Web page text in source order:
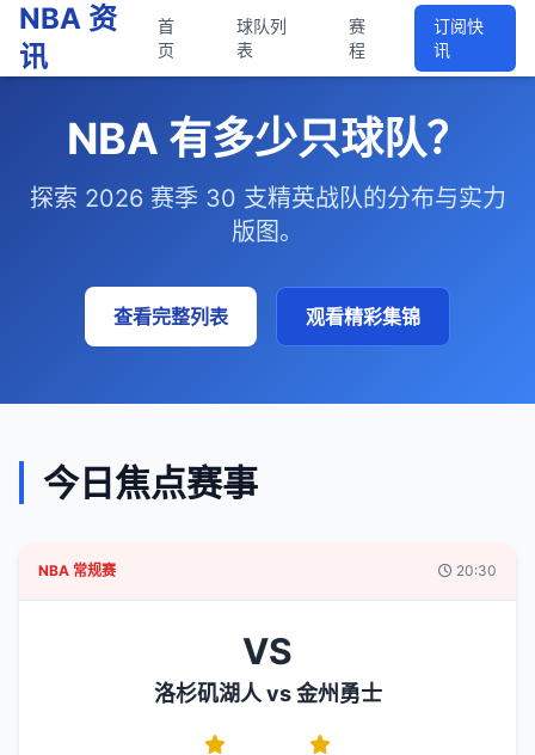
NBA 资
讯
首
页
球队列
表
赛
程
订阅快
讯
NBA 有多少只球队？
探索 2026 赛季 30 支精英战队的分布与实力
版图。
查看完整列表 观看精彩集锦
今日焦点赛事
NBA 常规赛 20:30
VS
洛杉矶湖人 vs 金州勇士